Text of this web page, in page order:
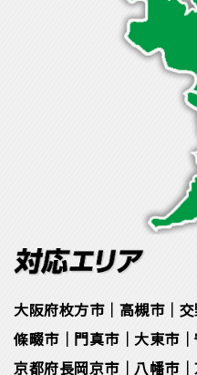
大阪府枚方市｜高槻市｜
條畷市｜門真市｜大東市
京都府長岡京市｜八幡市